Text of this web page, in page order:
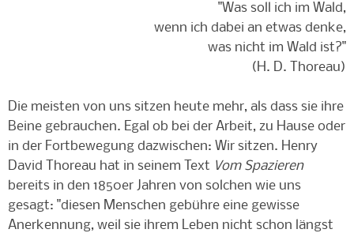
"Was soll ich im Wald,
wenn ich dabei an etwas denke,
was nicht im Wald ist?"
(H. D. Thoreau)
Die meisten von uns sitzen heute mehr, als dass sie ihre
Beine gebrauchen. Egal ob bei der Arbeit, zu Hause oder
in der Fortbewegung dazwischen: Wir sitzen. Henry
David Thoreau hat in seinem Text Vom Spazieren
bereits in den 1850er Jahren von solchen wie uns
gesagt: "diesen Menschen gebühre eine gewisse
Anerkennung, weil sie ihrem Leben nicht schon längst